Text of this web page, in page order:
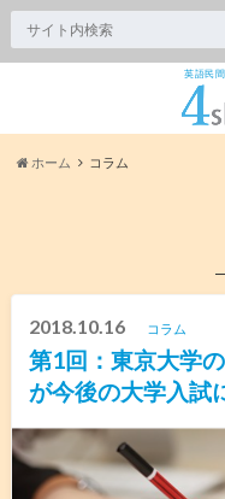
英語民
ホーム コラム
2018.10.16 コラム
第1回：東京大学
が今後の大学入試